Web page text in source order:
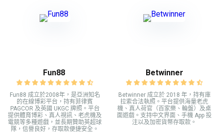
Fun88
Fun88 成立於2008年，是亞洲知名
的在線博彩平台，持有菲律賓
PAGCOR 及英國 UKGC 牌照。平台
提供體育博彩、真人視訊、老虎機及
電競等多種遊戲，並長期贊助英超球
隊，信譽良好，存取款便捷安全。
Betwinner
Betwinner 成立於 2018 年，持有庫
拉索合法執照。平台提供海量老虎
機、真人荷官（百家樂、輪盤）及桌
面遊戲。支持中文界面、手機 App 投
注以及加密貨幣存取款。